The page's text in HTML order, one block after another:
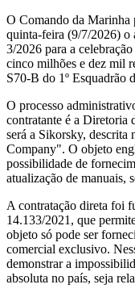
O Comando da
quinta-feira (9/7/2026) o
3/2026 para a
cinco milhões e dez mil
S70-B do 1º Esquadrão
O processo
contratante é a Diretoria
será a Sikorsky,
Company". O objeto
possibilidade de
atualização de manuais,
A contratação direta foi
14.133/2021, que
objeto só pode ser
comercial exclusivo.
demonstrar a
absoluta no país, seja